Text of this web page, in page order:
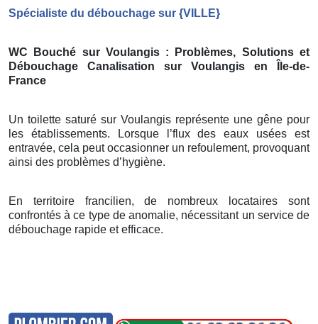
Spécialiste du débouchage sur {VILLE}
WC Bouché sur Voulangis : Problèmes, Solutions et
Débouchage Canalisation sur Voulangis
en Île-de-
France
Un toilette saturé sur Voulangis représente une gêne pour
les établissements. Lorsque l’flux des eaux usées est
entravée, cela peut occasionner un refoulement, provoquant
ainsi des problèmes d’hygiène.
En territoire francilien, de nombreux locataires sont
confrontés à ce type de anomalie, nécessitant un service de
débouchage rapide et efficace.